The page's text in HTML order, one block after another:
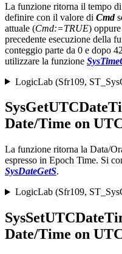
La funzione ritorna il tempo di
definire con il valore di Cmd
attuale (Cmd:=TRUE)
precedente esecuzione della
conteggio parte da 0 e dopo
utilizzare la funzione
LogicLab (Sfr109,
Date/Time on
La funzione ritorna la Data/
espresso in Epoch Time. Si
SysDateGetS.
LogicLab (Sfr109,
Date/Time on